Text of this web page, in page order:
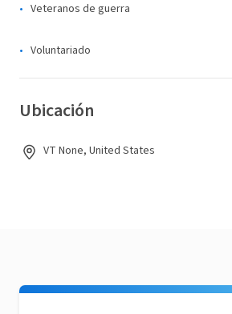
Veteranos de guerra
Voluntariado
Ubicación
VT None, United States